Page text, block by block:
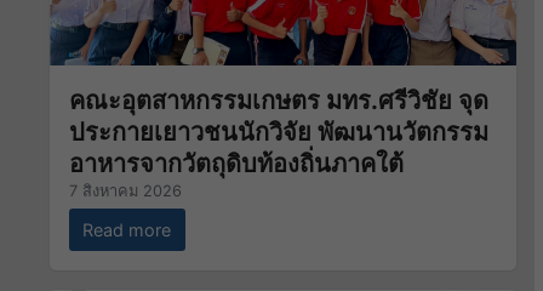
คณะอุตสาหกรรมเกษตร มทร.ศรีวิชัย จุด
ประกายเยาวชนนักวิจัย พัฒนานวัตกรรม
อาหารจากวัตถุดิบท้องถิ่นภาคใต้
7 สิงหาคม 2026
Read more